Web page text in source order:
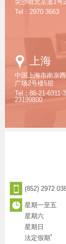
尖沙咀北京道1号
Tel：2970 3663
Google
Maps
上海
中国上海市南京
广场2号楼5层
Tel：86-21-6311-
23199800
(852) 2972
星期一至五
星期六
星期日
法定假期*